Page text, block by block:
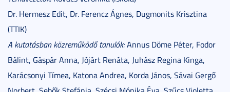
Dr. Hermesz Edit, Dr. Ferencz Ágnes, Dugmonits Krisztina
(TTIK)
A kutatásban közreműködő tanulók:Annus Döme Péter, Fodor
Bálint, Gáspár Anna, Jójárt Renáta, Juhász Regina Kinga,
Karácsonyi Tímea, Katona Andrea, Korda János, Sávai Gergő